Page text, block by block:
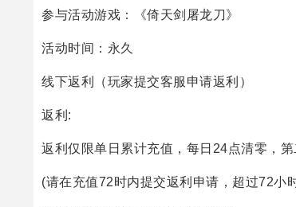
参与活动游戏：《倚天剑屠龙刀》
活动时间：永久
线下返利（玩家提交客服申请返利）
返利:
返利仅限单日累计充值，每日24点清零，第
(请在充值72时内提交返利申请，超过72小